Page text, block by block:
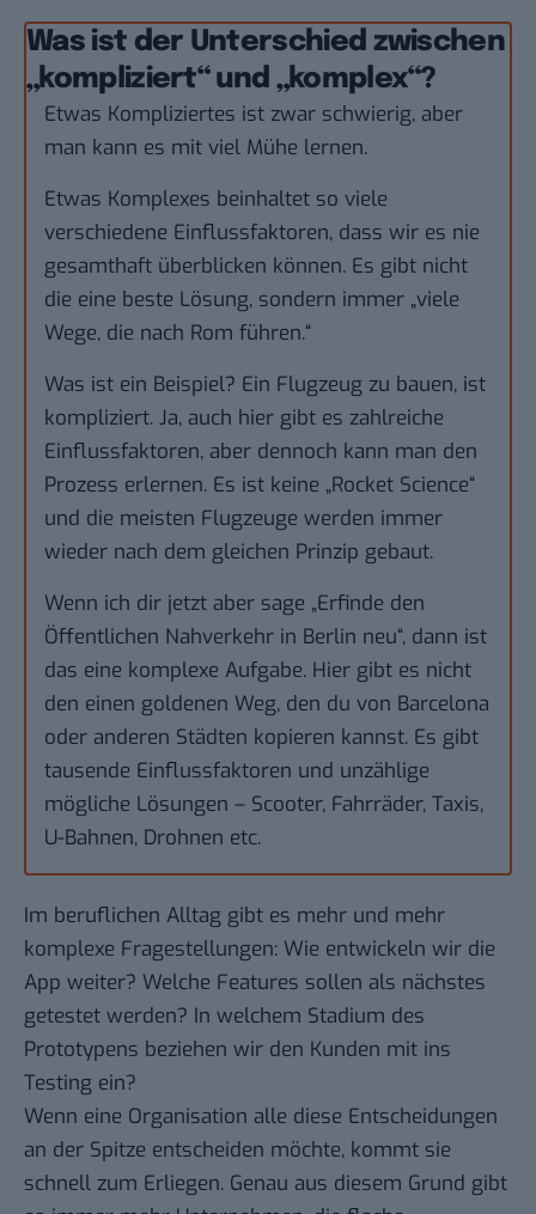
Was ist der Unterschied zwischen
„kompliziert“ und „komplex“?
Etwas Kompliziertes ist zwar schwierig, aber
man kann es mit viel Mühe lernen.
Etwas Komplexes beinhaltet so viele
verschiedene Einflussfaktoren, dass wir es nie
gesamthaft überblicken können. Es gibt nicht
die eine beste Lösung, sondern immer „viele
Wege, die nach Rom führen.“
Was ist ein Beispiel? Ein Flugzeug zu bauen, ist
kompliziert. Ja, auch hier gibt es zahlreiche
Einflussfaktoren, aber dennoch kann man den
Prozess erlernen. Es ist keine „Rocket Science“
und die meisten Flugzeuge werden immer
wieder nach dem gleichen Prinzip gebaut.
Wenn ich dir jetzt aber sage „Erfinde den
Öffentlichen Nahverkehr in Berlin neu“, dann ist
das eine komplexe Aufgabe. Hier gibt es nicht
den einen goldenen Weg, den du von Barcelona
oder anderen Städten kopieren kannst. Es gibt
tausende Einflussfaktoren und unzählige
mögliche Lösungen – Scooter, Fahrräder, Taxis,
U-Bahnen, Drohnen etc.
Im beruflichen Alltag gibt es mehr und mehr
komplexe Fragestellungen: Wie entwickeln wir die
App weiter? Welche Features sollen als nächstes
getestet werden? In welchem Stadium des
Prototypens beziehen wir den Kunden mit ins
Testing ein?
Wenn eine Organisation alle diese Entscheidungen
an der Spitze entscheiden möchte, kommt sie
schnell zum Erliegen. Genau aus diesem Grund gibt